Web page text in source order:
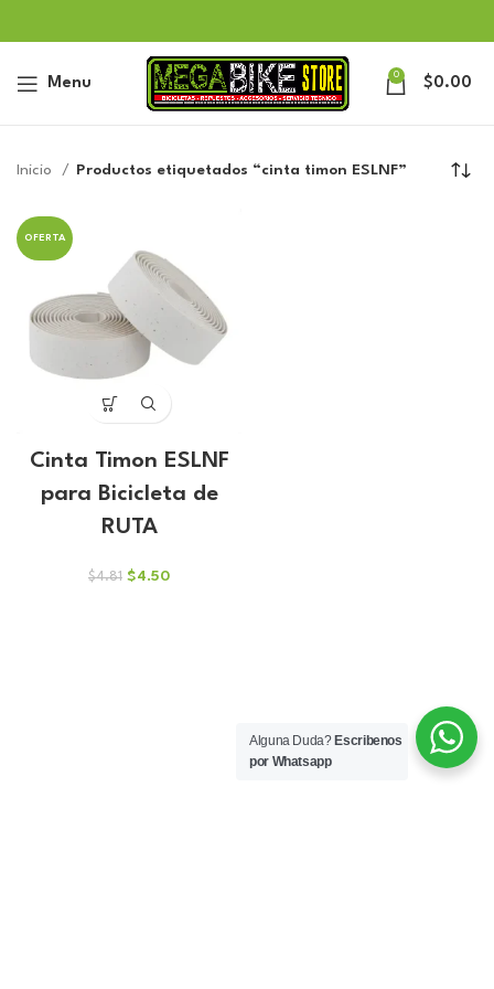
Menu 0 $0.00
Inicio Productos etiquetados “cinta timon ESLNF”
OFERTA
Cinta Timon ESLNF
para Bicicleta de
RUTA
$4.81 El
$4.50El
Alguna Duda? Escribenos
por Whatsapp